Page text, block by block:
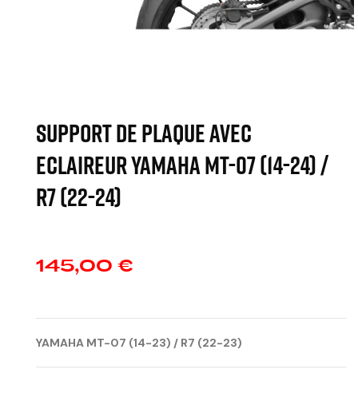
SUPPORT DE PLAQUE AVEC
ECLAIREUR YAMAHA MT-07 (14-24) /
R7 (22-24)
145,00 €
YAMAHA MT-07 (14-23) / R7 (22-23)